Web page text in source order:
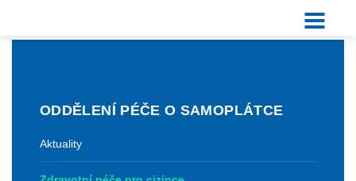
ODDĚLENÍ PÉČE O SAMOPLÁTCE
Aktuality